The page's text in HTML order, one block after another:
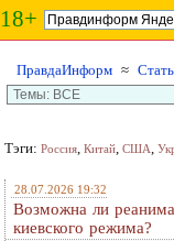
18+
ПравдаИнформ ≈
Тэги: Россия, Китай, США,
28.07.2026 19:32
Возможна ли
киевского режима?